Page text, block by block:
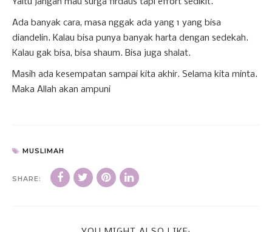
Ada banyak cara, masa nggak ada yang 1 yang bisa
diandelin. Kalau bisa punya banyak harta dengan sedekah.
Kalau gak bisa, bisa shaum. Bisa juga shalat.
Masih ada kesempatan sampai kita akhir. Selama kita minta.
Maka Allah akan ampuni
MUSLIMAH
SHARE: